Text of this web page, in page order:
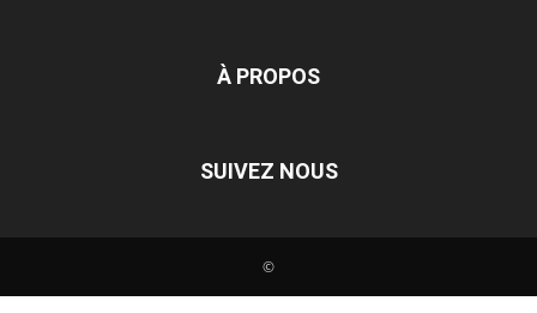
À PROPOS
SUIVEZ NOUS
©